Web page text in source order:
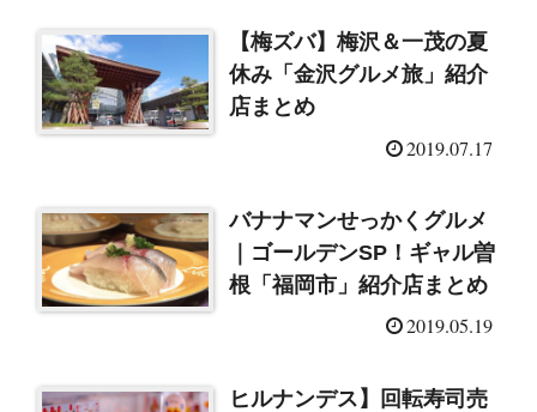
【梅ズバ】梅沢＆一茂の夏
休み「金沢グルメ旅」紹介
店まとめ
2019.07.17
バナナマンせっかくグルメ
｜ゴールデンSP！ギャル曽
根「福岡市」紹介店まとめ
2019.05.19
ヒルナンデス】回転寿司売